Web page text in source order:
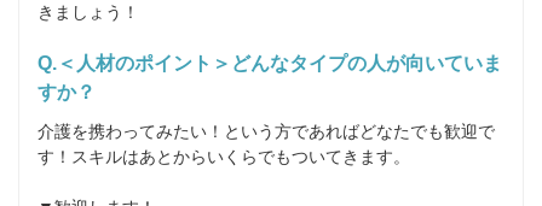
きましょう！
Q.＜人材のポイント＞どんなタイプの人が向いていま
すか？
介護を携わってみたい！という方であればどなたでも歓迎で
す！スキルはあとからいくらでもついてきます。